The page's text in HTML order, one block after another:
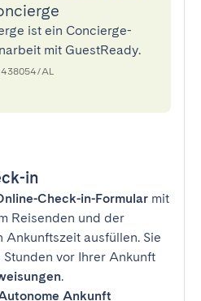
ist ein Concierge-
mit GuestReady.
AL
in
Check-in-Formular mit
Reisenden und der
ausfüllen. Sie
vor Ihrer Ankunft
.
Ankunft